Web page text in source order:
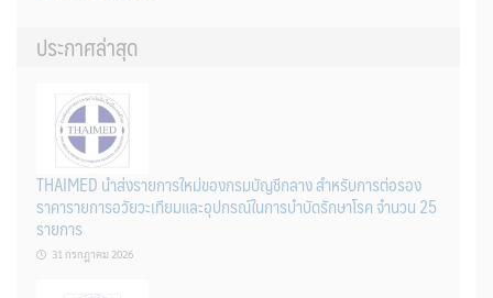
ประกาศล่าสุด
THAIMED นำส่งรายการใหม่ของกรมบัญชีกลาง สำหรับการต่อรอง
ราคารายการอวัยวะเทียมและอุปกรณ์ในการบำบัดรักษาโรค จำนวน 25
รายการ
31 กรกฎาคม 2026